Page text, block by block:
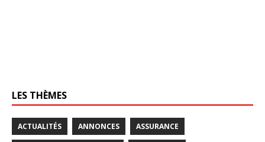
LES THÈMES
ACTUALITÉS ANNONCES ASSURANCE